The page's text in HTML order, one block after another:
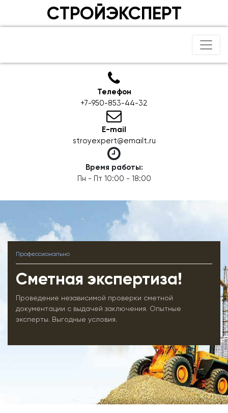
СТРОЙЭКСПЕРТ
Телефон
+7-950-853-44-32
E-mail
stroyexpert@emailt.ru
Время работы:
Пн - Пт 10:00 - 18:00
Профессионально
Сметная экспертиза!
Проведение независимой проверки сметной
документации с выдачей заключения. Опытные
эксперты. Выгодные условия.